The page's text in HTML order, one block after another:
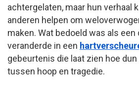
achtergelaten, maar hun verhaal
anderen helpen om
maken. Wat bedoeld was als een
veranderde in een
gebeurtenis die laat zien hoe
tussen hoop en tragedie.